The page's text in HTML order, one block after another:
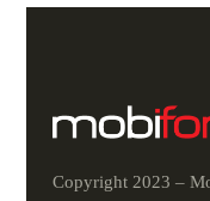
Copyright 2023 –